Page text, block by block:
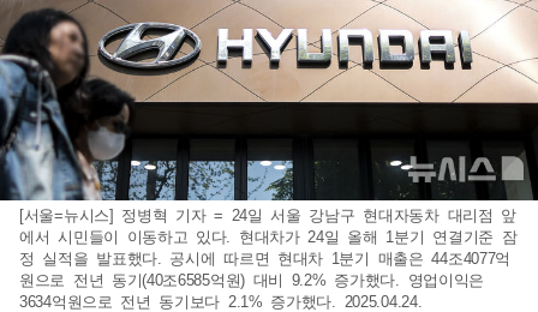
[서울=뉴시스] 정병혁 기자 = 24일 서울 강남구 현대자동차 대리점 앞
에서 시민들이 이동하고 있다. 현대차가 24일 올해 1분기 연결기준 잠
정 실적을 발표했다. 공시에 따르면 현대차 1분기 매출은 44조4077억
원으로 전년 동기(40조6585억원) 대비 9.2% 증가했다. 영업이익은
3634억원으로 전년 동기보다 2.1% 증가했다. 2025.04.24.